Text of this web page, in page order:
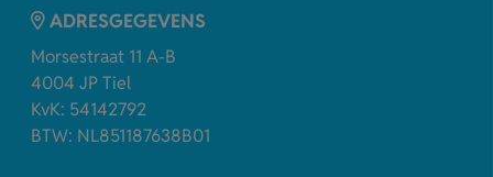
ADRESGEGEVENS
Morsestraat 11 A-B
4004 JP Tiel
KvK: 54142792
BTW: NL851187638B01